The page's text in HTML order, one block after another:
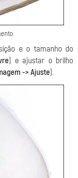
e o tamanho do
) e ajustar o brilho
-> Ajuste).